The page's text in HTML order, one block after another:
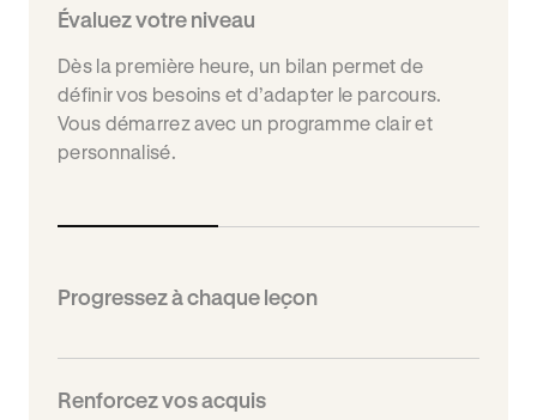
Évaluez votre niveau
Dès la première heure, un bilan permet de
définir vos besoins et d’adapter le parcours.
Vous démarrez avec un programme clair et
personnalisé.
Progressez à chaque leçon
Renforcez vos acquis